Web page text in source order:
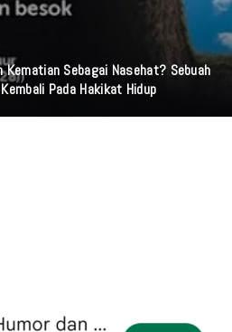
Kematian Sebagai Nasehat? Sebuah
Pada Hakikat Hidup